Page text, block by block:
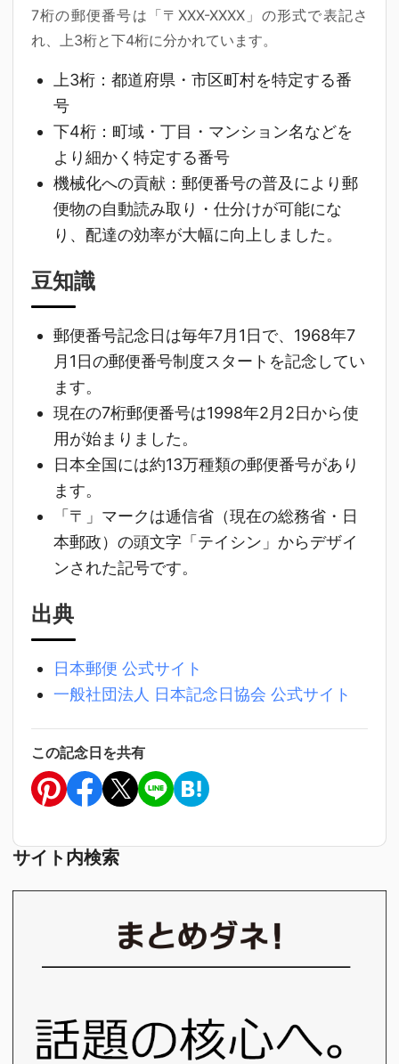
7桁の郵便番号は「〒XXX-XXXX」の形式で表記さ
れ、上3桁と下4桁に分かれています。
上3桁 ：都道府県・市区町村を特定する番
号
下4桁 ：町域・丁目・マンション名などを
より細かく特定する番号
機械化への貢献 ：郵便番号の普及により郵
便物の自動読み取り・仕分けが可能にな
り、配達の効率が大幅に向上しました。
豆知識
郵便番号記念日は毎年7月1日で、1968年7
月1日の郵便番号制度スタートを記念してい
ます。
現在の7桁郵便番号は1998年2月2日から使
用が始まりました。
日本全国には約13万種類の郵便番号があり
ます。
「〒」マークは逓信省（現在の総務省・日
本郵政）の頭文字「テイシン」からデザイ
ンされた記号です。
出典
日本郵便 公式サイト
一般社団法人 日本記念日協会 公式サイト
この記念日を共有
サイト内検索